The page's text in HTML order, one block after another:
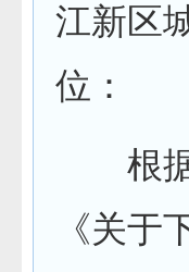
江新区
位：
根据
《关于